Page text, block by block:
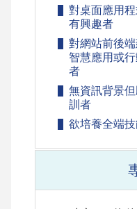
對桌面應用
有興趣者
對網站前後
智慧應用或
者
無資訊背景
訓者
欲培養全端